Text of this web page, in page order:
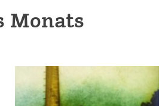
Monats